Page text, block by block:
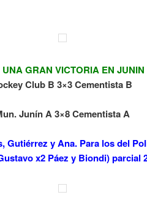
GRAN VICTORIA EN
Club B 3×3 Cementista B
Junín A 3×8 Cementista A
Gutiérrez y Ana. Para los del
x2 Páez y Biondi) parcial